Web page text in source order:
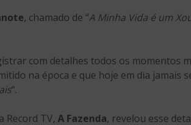
, chamado de “A Minha Vida é um
com detalhes todos os momentos
na época e que hoje em dia jamais
“.
Record TV, A Fazenda, revelou esse